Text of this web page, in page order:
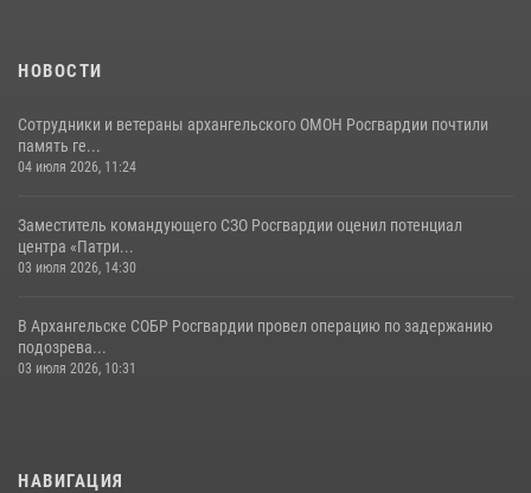
НОВОСТИ
Сотрудники и ветераны архангельского ОМОН Росгвардии почтили
память ге...
04 июля 2026, 11:24
Заместитель командующего СЗО Росгвардии оценил потенциал
центра «Патри...
03 июля 2026, 14:30
В Архангельске СОБР Росгвардии провел операцию по задержанию
подозрева...
03 июля 2026, 10:31
НАВИГАЦИЯ